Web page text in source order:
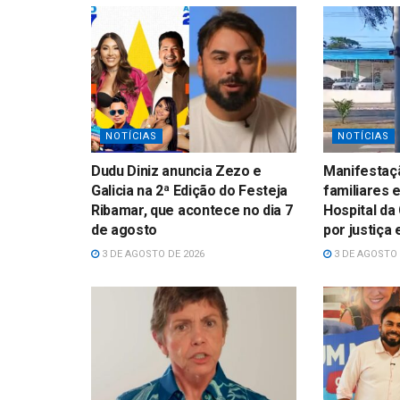
NOTÍCIAS
Dudu Diniz anuncia Zezo e
Galicia na 2ª Edição do Festeja
Ribamar, que acontece no dia 7
de agosto
3 DE AGOSTO DE 2026
NOTÍCIAS
familiares
Hospital da
por justiça
3 DE AGOSTO